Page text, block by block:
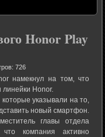
Honor Play
726
намекнул на том, что
Honor.
указывали на то,
новый смартфон.
главы отдела
компания активно